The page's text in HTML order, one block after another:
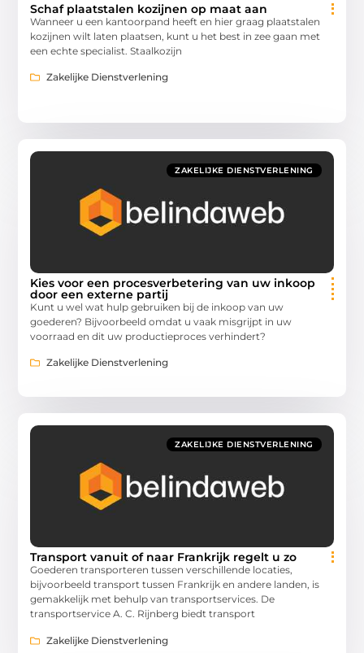
Schaf plaatstalen kozijnen op maat aan
Wanneer u een kantoorpand heeft en hier graag plaatstalen
kozijnen wilt laten plaatsen, kunt u het best in zee gaan met
een echte specialist. Staalkozijn
Zakelijke Dienstverlening
ZAKELIJKE DIENSTVERLENING
Kies voor een procesverbetering van uw inkoop
door een externe partij
Kunt u wel wat hulp gebruiken bij de inkoop van uw
goederen? Bijvoorbeeld omdat u vaak misgrijpt in uw
voorraad en dit uw productieproces verhindert?
Zakelijke Dienstverlening
ZAKELIJKE DIENSTVERLENING
Transport vanuit of naar Frankrijk regelt u zo
Goederen transporteren tussen verschillende locaties,
bijvoorbeeld transport tussen Frankrijk en andere landen, is
gemakkelijk met behulp van transportservices. De
transportservice A. C. Rijnberg biedt transport
Zakelijke Dienstverlening